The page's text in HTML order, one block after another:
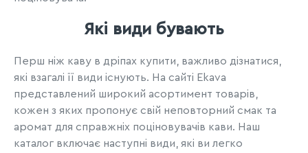
Які види бувають
Перш ніж каву в дріпах купити, важливо дізнатися,
які взагалі її види існують. На сайті Ekava
представлений широкий асортимент товарів,
кожен з яких пропонує свій неповторний смак та
аромат для справжніх поціновувачів кави. Наш
каталог включає наступні види, які ви легко